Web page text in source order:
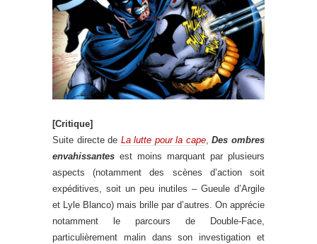
[Critique]
Suite directe de La lutte pour la cape,Des ombres
envahissantes est moins marquant par plusieurs
aspects (notamment des scènes d’action soit
expéditives, soit un peu inutiles – Gueule d’Argile
et Lyle Blanco) mais brille par d’autres. On apprécie
notamment le parcours de Double-Face,
particulièrement malin dans son investigation et